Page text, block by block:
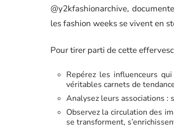
@y2kfashionarchive,
les fashion weeks se vivent en
Pour tirer parti de cette
Repérez les influenceurs
véritables carnets de
Analysez leurs associations :
Observez la circulation des
se transforment,